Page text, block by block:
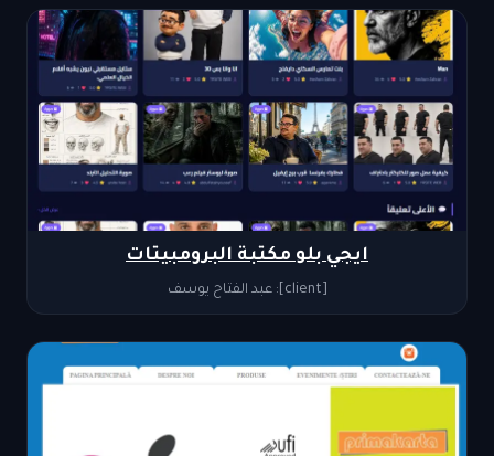
ايجي بلو مكتبة البرومبيتات
[client]: عبد الفتاح يوسف